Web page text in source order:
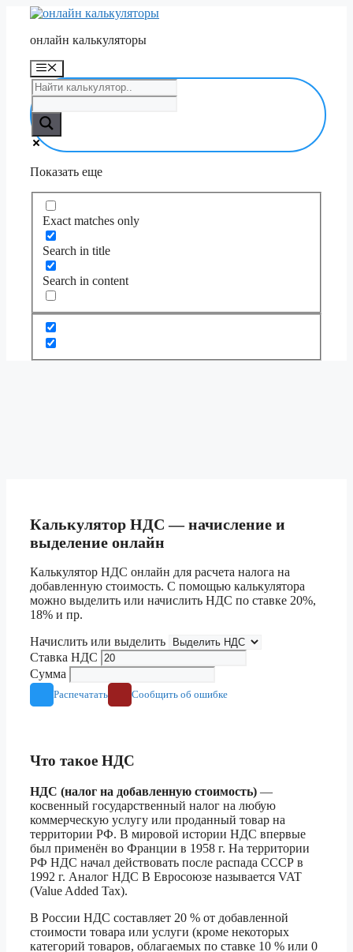
Перейти
содержимому
онлайн калькуляторы
Меню
Показать еще
Exact matches only
Search in title
Search in content
Калькулятор НДС — начисление и
выделение онлайн
Калькулятор НДС онлайн для расчета налога на
добавленную стоимость. С помощью калькулятора
можно выделить или начислить НДС по ставке 20%,
18% и пр.
Начислить или выделить
Ставка НДС
Сумма
Распечатать Сообщить об ошибке
Что такое НДС
НДС (налог на добавленную стоимость) —
косвенный государственный налог на любую
коммерческую услугу или проданный товар на
территории РФ. В мировой истории НДС впервые
был применён во Франции в 1958 г. На территории
РФ НДС начал действовать после распада СССР в
1992 г. Аналог НДС В Евросоюзе называется VAT
(Value Added Tax).
В России НДС составляет 20 % от добавленной
стоимости товара или услуги (кроме некоторых
категорий товаров, облагаемых по ставке 10 % или 0